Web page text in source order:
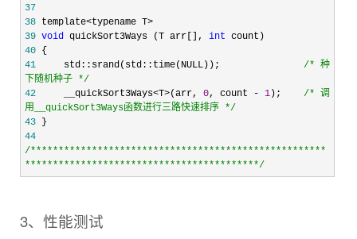
37
38
39 void quickSort3Ways (T arr[], int
40
41
     std::srand(std::time(NULL));
/* 种
下随机种子 */
42
     __quickSort3Ways<T>(arr,
0, count - 1); /* 调
用__quickSort3Ways函数进行三路快速排序 */
43
44
/*****************************************************
******************************************/
3、性能测试